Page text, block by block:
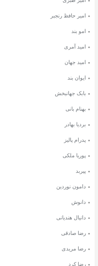
امیر حافظ رنجبر
امو بند
امید آمری
امید جهان
ایوان بند
بابک جهانبخش
بهنام بانی
بردیا بهادر
پدرام پالیز
پوریا ملکی
پیربد
دامون نوردین
دانوش
دانیال هندیانی
رضا صادقی
رضا مریدی
رضا کرد